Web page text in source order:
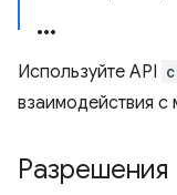
Используйте API
взаимодействия с
Разрешения